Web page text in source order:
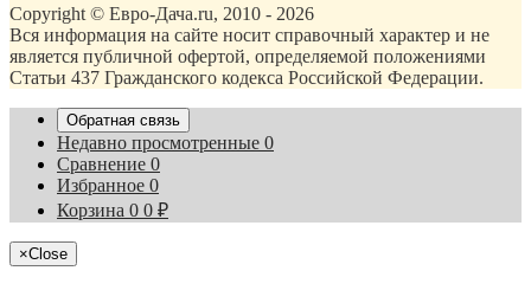
Copyright © Евро-Дача.ru, 2010 - 2026
Вся информация на сайте носит справочный характер и не
является публичной офертой, определяемой положениями
Статьи 437 Гражданского кодекса Российской Федерации.
Обратная связь
Недавно просмотренные 0
Сравнение 0
Избранное 0
Корзина 0 0 ₽
×Close